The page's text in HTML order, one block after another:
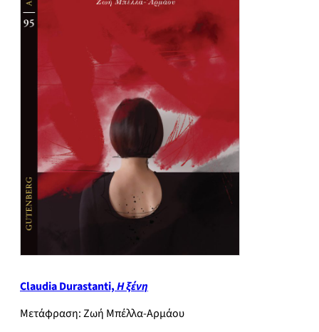
Claudia Durastanti,Η ξένη
Μετάφραση: Ζωή Μπέλλα-Αρμάου